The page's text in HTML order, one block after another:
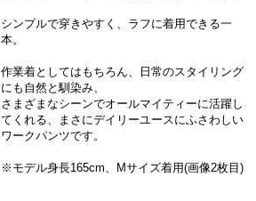
シンプルで穿きやすく、ラフに着用できる一
本。
作業着としてはもちろん、日常のスタイリング
にも自然と馴染み、
さまざまなシーンでオールマイティーに活躍し
てくれる、まさにデイリーユースにふさわしい
ワークパンツです。
※モデル身長165cm、Mサイズ着用(画像2枚目)